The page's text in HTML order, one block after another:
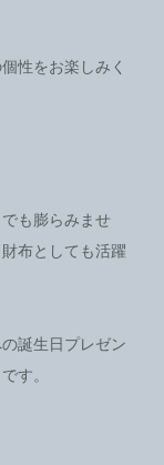
性をお楽しみく
も膨らみませ
布としても活躍
誕生日プレゼン
す。